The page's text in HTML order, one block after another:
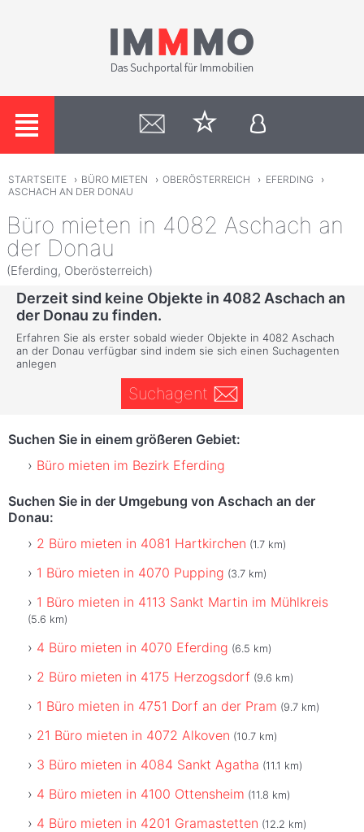
STARTSEITE › BÜRO MIETEN › OBERÖSTERREICH › EFERDING
›
ASCHACH AN DER DONAU
Büro mieten in 4082 Aschach an
der Donau
(Eferding, Oberösterreich)
Derzeit sind keine Objekte in 4082 Aschach an
der Donau zu finden.
Erfahren Sie als erster sobald wieder Objekte in 4082 Aschach
an der Donau verfügbar sind indem sie sich einen Suchagenten
anlegen
Suchagent
Suchen Sie in einem größeren Gebiet:
Büro mieten im Bezirk Eferding
Suchen Sie in der Umgebung von Aschach an der
Donau:
2 Büro mieten in 4081 Hartkirchen (1.7 km)
1 Büro mieten in 4070 Pupping (3.7 km)
1 Büro mieten in 4113 Sankt Martin im Mühlkreis
(5.6 km)
4 Büro mieten in 4070 Eferding (6.5 km)
2 Büro mieten in 4175 Herzogsdorf (9.6 km)
1 Büro mieten in 4751 Dorf an der Pram (9.7 km)
21 Büro mieten in 4072 Alkoven (10.7 km)
3 Büro mieten in 4084 Sankt Agatha (11.1 km)
4 Büro mieten in 4100 Ottensheim (11.8 km)
4 Büro mieten in 4201 Gramastetten (12.2 km)